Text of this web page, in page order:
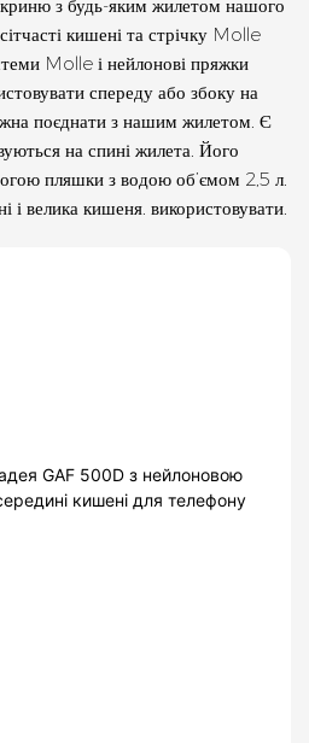
з будь-яким жилетом нашого
кишені та стрічку Molle
Molle і нейлонові пряжки
спереду або збоку на
поєднати з нашим жилетом. Є
на спині жилета. Його
пляшки з водою об’ємом 2,5 л.
і велика кишеня. використовувати.